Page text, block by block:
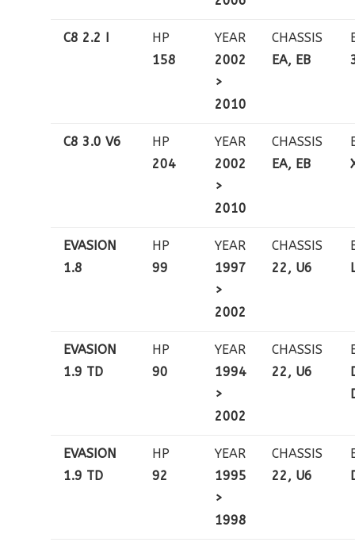
C8 2.2 I
HP
158
YEAR
2002
>
2010
CHASSIS
EA, EB
C8 3.0 V6
HP
204
YEAR
2002
>
2010
CHASSIS
EA, EB
EVASION
1.8
HP
99
YEAR
1997
>
2002
CHASSIS
22, U6
EVASION
1.9 TD
HP
90
YEAR
1994
>
2002
CHASSIS
22, U6
EVASION
1.9 TD
HP
92
YEAR
1995
>
1998
CHASSIS
22, U6